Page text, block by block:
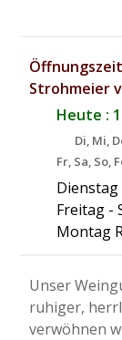
Strohmeier
Heute :
Di, Mi,
Fr, Sa, So,
Freitag -
Montag
Unser
ruhiger,
verwöhnen